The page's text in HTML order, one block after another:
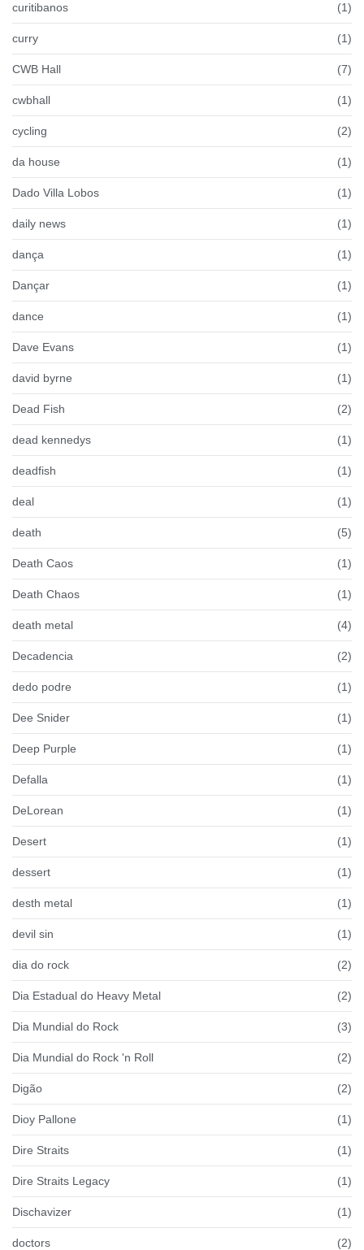
curitibanos (1)
curry (1)
CWB Hall (7)
cwbhall (1)
cycling (2)
da house (1)
Dado Villa Lobos (1)
daily news (1)
dança (1)
Dançar (1)
dance (1)
Dave Evans (1)
david byrne (1)
Dead Fish (2)
dead kennedys (1)
deadfish (1)
deal (1)
death (5)
Death Caos (1)
Death Chaos (1)
death metal (4)
Decadencia (2)
dedo podre (1)
Dee Snider (1)
Deep Purple (1)
Defalla (1)
DeLorean (1)
Desert (1)
dessert (1)
desth metal (1)
devil sin (1)
dia do rock (2)
Dia Estadual do Heavy Metal (2)
Dia Mundial do Rock (3)
Dia Mundial do Rock 'n Roll (2)
Digão (2)
Dioy Pallone (1)
Dire Straits (1)
Dire Straits Legacy (1)
Dischavizer (1)
doctors (2)